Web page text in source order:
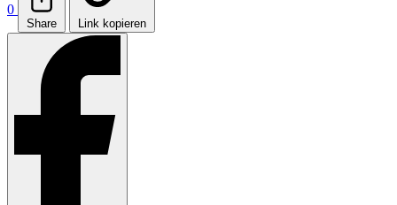
0
Share Link kopieren